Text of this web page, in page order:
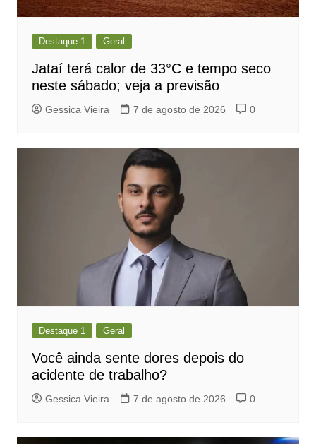
Destaque 1 Geral
Jataí terá calor de 33°C e tempo seco
neste sábado; veja a previsão
Gessica Vieira 7 de agosto de 2026 0
Destaque 1 Geral
Você ainda sente dores depois do
acidente de trabalho?
Gessica Vieira 7 de agosto de 2026 0